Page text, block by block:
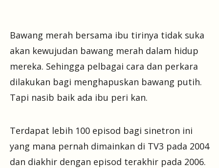
Bawang merah bersama ibu tirinya tidak suka
akan kewujudan bawang merah dalam hidup
mereka. Sehingga pelbagai cara dan perkara
dilakukan bagi menghapuskan bawang putih.
Tapi nasib baik ada ibu peri kan.
Terdapat lebih 100 episod bagi sinetron ini
yang mana pernah dimainkan di TV3 pada 2004
dan diakhir dengan episod terakhir pada 2006.